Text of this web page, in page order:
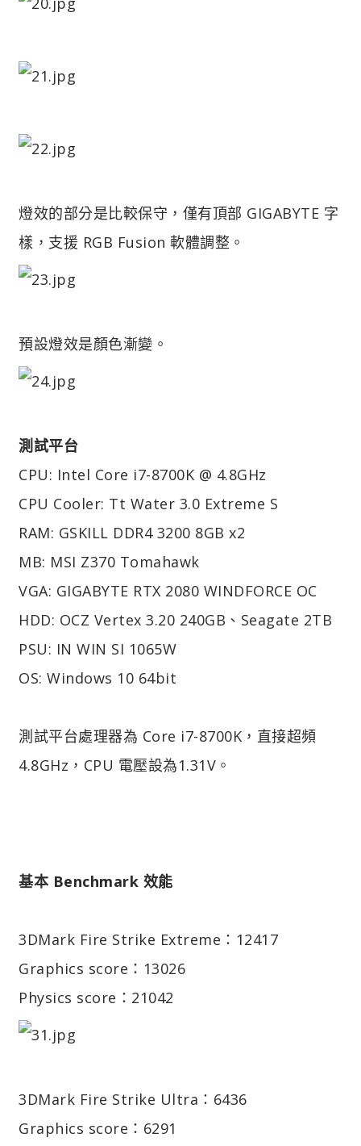
燈效的部分是比較保守，僅有頂部 GIGABYTE 字
樣，支援 RGB Fusion 軟體調整。
預設燈效是顏色漸變。
測試平台
CPU: Intel Core i7-8700K @ 4.8GHz
CPU Cooler: Tt Water 3.0 Extreme S
RAM: GSKILL DDR4 3200 8GB x2
MB: MSI Z370 Tomahawk
VGA: GIGABYTE RTX 2080 WINDFORCE OC
HDD: OCZ Vertex 3.20 240GB、Seagate 2TB
PSU: IN WIN SI 1065W
OS: Windows 10 64bit
測試平台處理器為 Core i7-8700K，直接超頻
4.8GHz，CPU 電壓設為1.31V。
基本 Benchmark 效能
3DMark Fire Strike Extreme：12417
Graphics score：13026
Physics score：21042
3DMark Fire Strike Ultra：6436
Graphics score：6291